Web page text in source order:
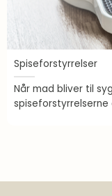
Spiseforstyrrelser
Når mad bliver til
spiseforstyrrelserne